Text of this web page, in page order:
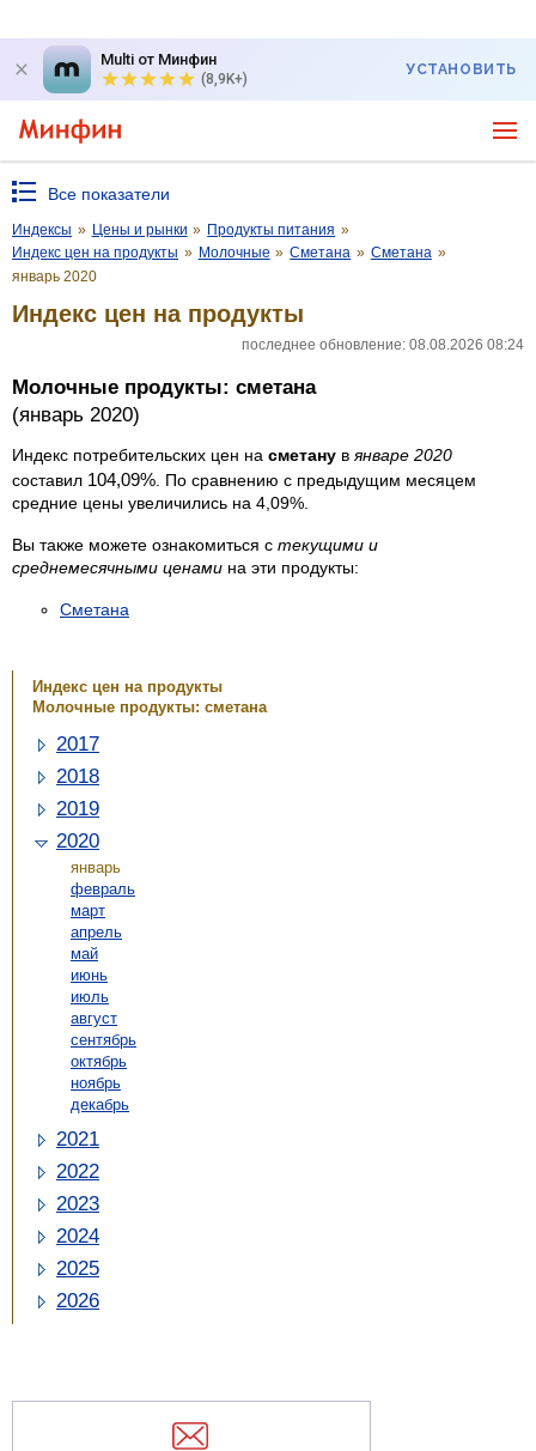
Multi от Минфин
(8,9K+)
УСТАНОВИТЬ
Все показатели
Индексы » Цены и рынки » Продукты питания »
Индекс цен на продукты » Молочные » Сметана » Сметана »
январь 2020
Индекс цен на продукты
последнее обновление: 08.08.2026 08:24
Молочные продукты: сметана
(январь 2020)
Индекс потребительских цен на сметану в январе 2020
составил 104,09% . По сравнению с предыдущим месяцем
средние цены увеличились на 4,09%.
Вы также можете ознакомиться с текущими и
среднемесячными ценами на эти продукты:
Сметана
Индекс цен на продукты
Молочные продукты: сметана
2017
2018
2019
2020
январь
февраль
март
апрель
май
июнь
июль
август
сентябрь
октябрь
ноябрь
декабрь
2021
2022
2023
2024
2025
2026